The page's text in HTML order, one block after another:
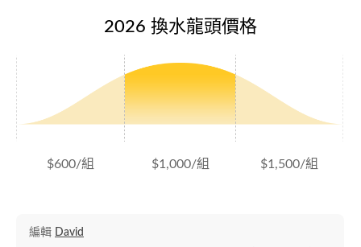
2026 換水龍頭價格
$600/組 $1,000/組 $1,500/組
編輯 David